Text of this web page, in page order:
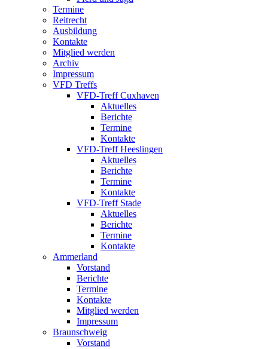
Termine
Reitrecht
Ausbildung
Kontakte
Mitglied werden
Archiv
Impressum
VFD Treffs
VFD-Treff Cuxhaven
Aktuelles
Berichte
Termine
Kontakte
VFD-Treff Heeslingen
Aktuelles
Berichte
Termine
Kontakte
VFD-Treff Stade
Aktuelles
Berichte
Termine
Kontakte
Ammerland
Vorstand
Berichte
Termine
Kontakte
Mitglied werden
Impressum
Braunschweig
Vorstand